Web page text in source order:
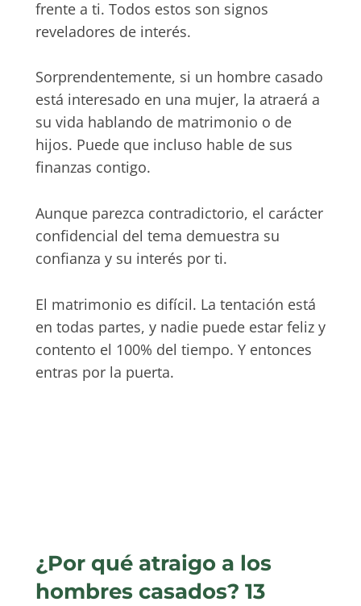
frente a ti. Todos estos son signos
reveladores de interés.
Sorprendentemente, si un hombre casado
está interesado en una mujer, la atraerá a
su vida hablando de matrimonio o de
hijos. Puede que incluso hable de sus
finanzas contigo.
Aunque parezca contradictorio, el carácter
confidencial del tema demuestra su
confianza y su interés por ti.
El matrimonio es difícil. La tentación está
en todas partes, y nadie puede estar feliz y
contento el 100% del tiempo. Y entonces
entras por la puerta.
¿Por qué atraigo a los
hombres casados? 13